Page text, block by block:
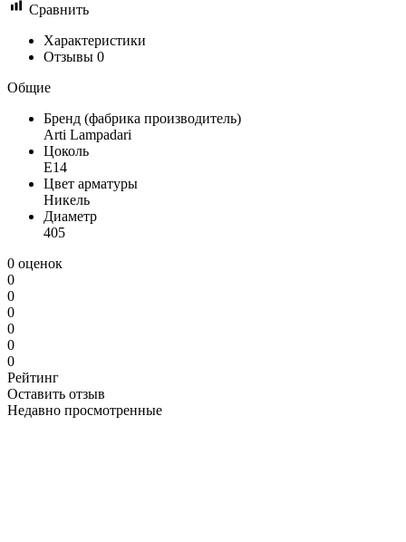
Сравнить
Характеристики
Отзывы 0
Общие
Бренд (фабрика производитель)
Arti Lampadari
Цоколь
E14
Цвет арматуры
Никель
Диаметр
405
0 оценок
0
0
0
0
0
0
Рейтинг
Оставить отзыв
Недавно просмотренные